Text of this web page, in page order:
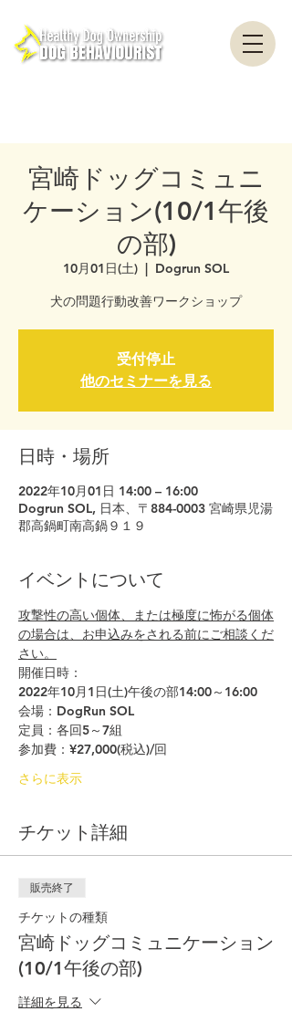
宮崎ドッグコミュニ
ケーション(10/1午後
の部)
10月01日(土)
  |
Dogrun SOL
犬の問題行動改善ワークショップ
受付停止
他のセミナーを見る
日時・場所
2022年10月01日 14:00 – 16:00
Dogrun SOL, 日本、〒884-0003 宮崎県児湯
郡高鍋町南高鍋９１９
イベントについて
攻撃性の高い個体、または極度に怖がる個体
の場合は、お申込みをされる前にご相談くだ
さい。
開催日時：
2022年10月1日(土)午後の部14:00～16:00
会場：DogRun SOL
定員：各回5～7組
参加費：¥27,000(税込)/回
さらに表示
チケット詳細
販売終了
チケットの種類
宮崎ドッグコミュニケーション
(10/1午後の部)
詳細を見る